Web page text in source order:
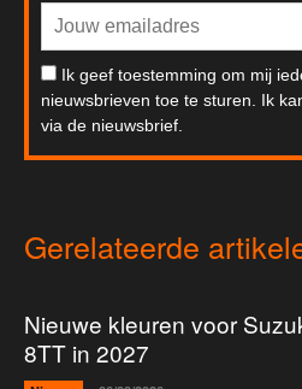
Ik geef toestemming om mij
nieuwsbrieven toe te sturen. Ik
via de nieuwsbrief.
Gerelateerde
Nieuwe kleuren voor
8TT in 2027